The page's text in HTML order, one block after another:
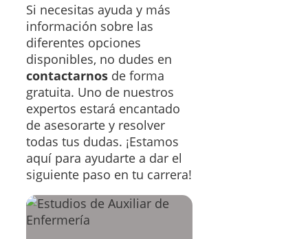
Si necesitas ayuda y más
información sobre las
diferentes opciones
disponibles, no dudes en
contactarnos de forma
gratuita. Uno de nuestros
expertos estará encantado
de asesorarte y resolver
todas tus dudas. ¡Estamos
aquí para ayudarte a dar el
siguiente paso en tu carrera!